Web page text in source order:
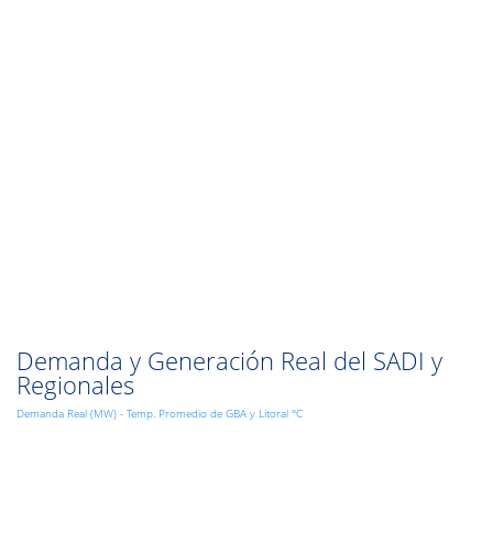
Demanda y Generación Real del SADI y
Regionales
Demanda Real (MW) - Temp. Promedio de GBA y Litoral °C